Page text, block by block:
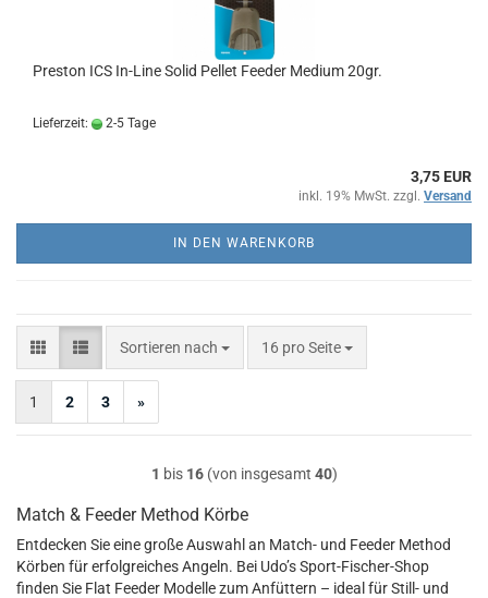
Preston ICS In-Line Solid Pellet Feeder Medium 20gr.
Lieferzeit: 2-5 Tage
3,75 EUR
inkl. 19% MwSt. zzgl. Versand
IN DEN WARENKORB
Sortieren nach
Sortieren nach 16 pro Seite
pro Seite
1 2 3 »
1 bis 16(von insgesamt 40)
Match & Feeder Method Körbe
Entdecken Sie eine große Auswahl an Match- und Feeder Method
Körben für erfolgreiches Angeln. Bei Udo’s Sport-Fischer-Shop
finden Sie Flat Feeder Modelle zum Anfüttern – ideal für Still- und